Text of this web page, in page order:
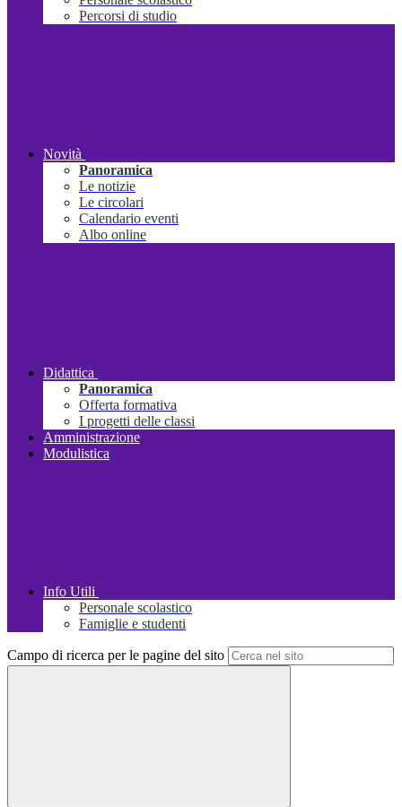
Percorsi di studio
Novità
Panoramica
Le notizie
Le circolari
Calendario eventi
Albo online
Didattica
Panoramica
Offerta formativa
I progetti delle classi
Amministrazione
Modulistica
Info Utili
Personale scolastico
Famiglie e studenti
Campo di ricerca per le pagine del sito